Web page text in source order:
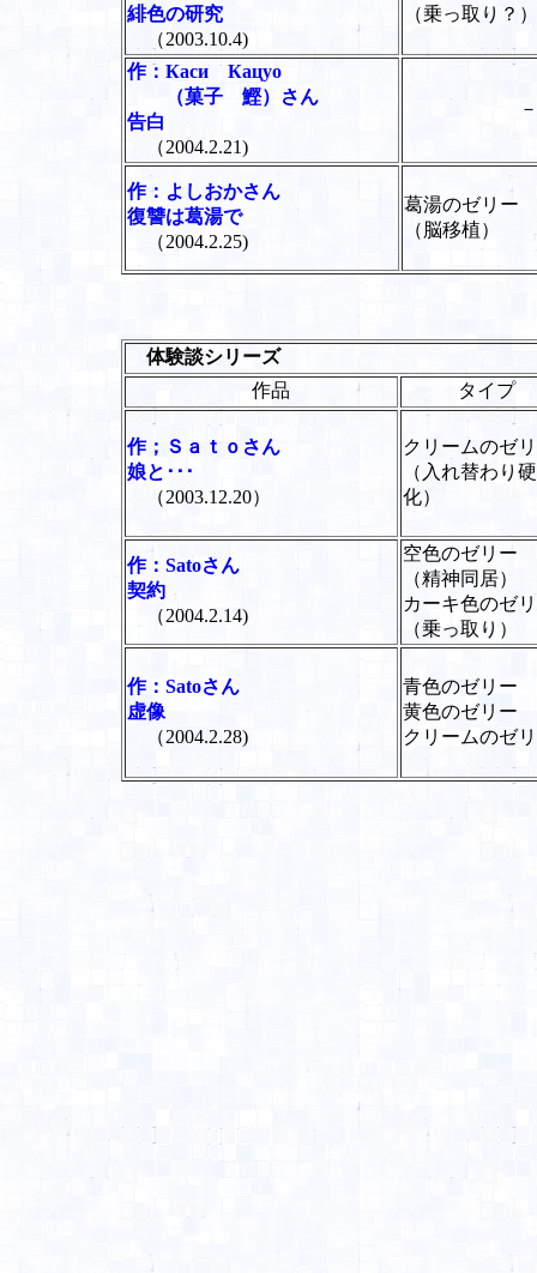
緋色の研究
（2003.10.4)
（乗っ取り？）
作：Каси Кацуо
（菓子 鰹）さん
告白
（2004.2.21)
－
作：よしおかさん
復讐は葛湯で
（2004.2.25)
葛湯のゼリー
（脳移植）
体験談シリーズ
作品
タイプ
作；Ｓａｔｏさん
娘と･･･
（2003.12.20）
クリームのゼ
（入れ替わり硬
化）
作：Satoさん
契約
（2004.2.14)
空色のゼリー
（精神同居）
カーキ色のゼ
（乗っ取り）
作：Satoさん
虚像
（2004.2.28)
青色のゼリー
黄色のゼリー
クリームのゼ